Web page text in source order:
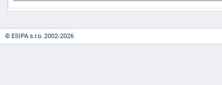
© ESIPA s.r.o. 2002-2026